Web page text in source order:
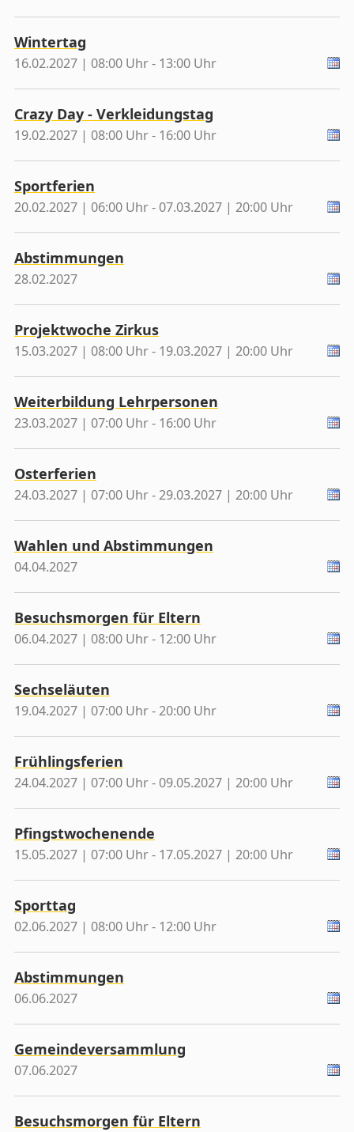
Wintertag
16.02.2027 | 08:00 Uhr - 13:00 Uhr
Crazy Day - Verkleidungstag
19.02.2027 | 08:00 Uhr - 16:00 Uhr
Sportferien
20.02.2027 | 06:00 Uhr - 07.03.2027 | 20:00 Uhr
Abstimmungen
28.02.2027
Projektwoche Zirkus
15.03.2027 | 08:00 Uhr - 19.03.2027 | 20:00 Uhr
Weiterbildung Lehrpersonen
23.03.2027 | 07:00 Uhr - 16:00 Uhr
Osterferien
24.03.2027 | 07:00 Uhr - 29.03.2027 | 20:00 Uhr
Wahlen und Abstimmungen
04.04.2027
Besuchsmorgen für Eltern
06.04.2027 | 08:00 Uhr - 12:00 Uhr
Sechseläuten
19.04.2027 | 07:00 Uhr - 20:00 Uhr
Frühlingsferien
24.04.2027 | 07:00 Uhr - 09.05.2027 | 20:00 Uhr
Pfingstwochenende
15.05.2027 | 07:00 Uhr - 17.05.2027 | 20:00 Uhr
Sporttag
02.06.2027 | 08:00 Uhr - 12:00 Uhr
Abstimmungen
06.06.2027
Gemeindeversammlung
07.06.2027
Besuchsmorgen für Eltern